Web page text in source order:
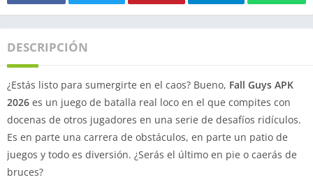
DESCRIPCIÓN
¿Estás listo para sumergirte en el caos? Bueno, Fall Guys APK
2026 es un juego de batalla real loco en el que compites con
docenas de otros jugadores en una serie de desafíos ridículos.
Es en parte una carrera de obstáculos, en parte un patio de
juegos y todo es diversión. ¿Serás el último en pie o caerás de
bruces?